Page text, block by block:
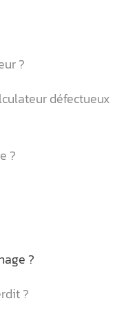
?
défectueux
?
?
?